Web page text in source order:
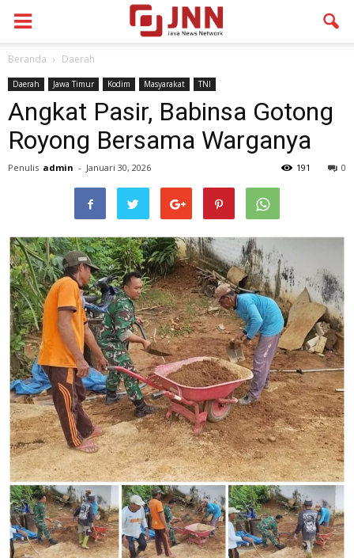
Beranda Daerah
Daerah Jawa Timur Kodim Masyarakat TNI
Angkat Pasir, Babinsa Gotong
Royong Bersama Warganya
Penulis admin - Januari 30, 2026 0
191